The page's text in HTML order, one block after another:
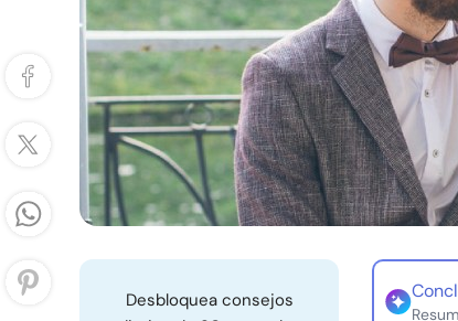
Desbloquea consejos